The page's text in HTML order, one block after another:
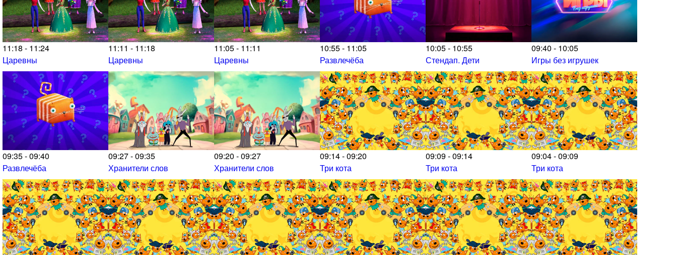
11:18 - 11:24
Царевны
11:11 - 11:18
Царевны
11:05 - 11:11
Царевны
10:55 - 11:05
Развлечёба
10:05 - 10:55
Стендап. Дети
09:40 - 10:05
Игры без игрушек
09:35 - 09:40
Развлечёба
09:27 - 09:35
Хранители слов
09:20 - 09:27
Хранители слов
09:14 - 09:20
Три кота
09:09 - 09:14
Три кота
09:04 - 09:09
Три кота